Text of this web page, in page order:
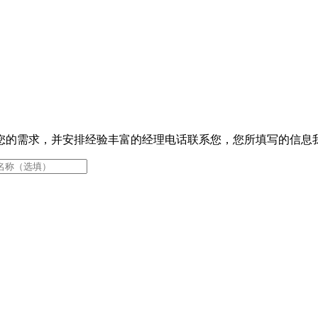
需求，并安排经验丰富的经理电话联系您，您所填写的信息